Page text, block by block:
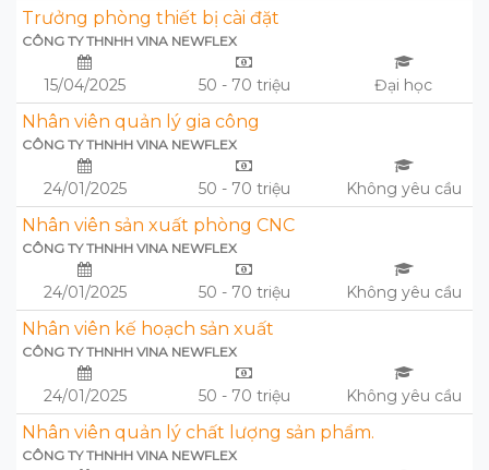
Trưởng phòng thiết bị cài đặt
CÔNG TY THNHH VINA NEWFLEX
15/04/2025 50 - 70 triệu Đại học
Nhân viên quản lý gia công
CÔNG TY THNHH VINA NEWFLEX
24/01/2025 50 - 70 triệu Không yêu cầu
Nhân viên sản xuất phòng CNC
CÔNG TY THNHH VINA NEWFLEX
24/01/2025 50 - 70 triệu Không yêu cầu
Nhân viên kế hoạch sản xuất
CÔNG TY THNHH VINA NEWFLEX
24/01/2025 50 - 70 triệu Không yêu cầu
Nhân viên quản lý chất lượng sản phẩm.
CÔNG TY THNHH VINA NEWFLEX